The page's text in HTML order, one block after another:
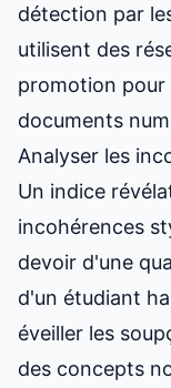
détection par
utilisent des
promotion pour
documents
Analyser les
Un indice
incohérences
devoir d'une
d'un étudiant
éveiller les
des concepts